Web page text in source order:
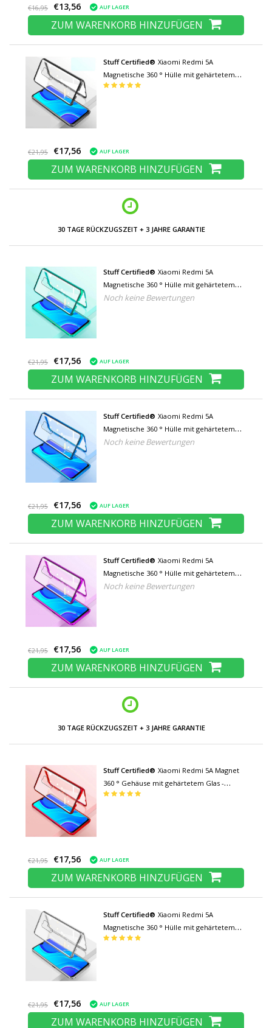
€16,95 €13,56 AUF LAGER
ZUM WARENKORB HINZUFÜGEN
Stuff Certified® Xiaomi Redmi 5A
Magnetische 360 ° Hülle mit gehärtetem
Glas - Ganzkörperhülle +
€21,95 €17,56 AUF LAGER
ZUM WARENKORB HINZUFÜGEN
NIEDRIGE PREISE UND GROSSE AUSWAHL
Stuff Certified® Xiaomi Redmi 5A
Magnetische 360 ° Hülle mit gehärtetem
Glas - Ganzkörperhülle +
Noch keine Bewertungen
€21,95 €17,56 AUF LAGER
ZUM WARENKORB HINZUFÜGEN
Stuff Certified® Xiaomi Redmi 5A
Magnetische 360 ° Hülle mit gehärtetem
Glas - Ganzkörperhülle + Displayschutz
Noch keine Bewertungen
€21,95 €17,56 AUF LAGER
ZUM WARENKORB HINZUFÜGEN
Stuff Certified® Xiaomi Redmi 5A
Magnetische 360 ° Hülle mit gehärtetem
Glas - Ganzkörperhülle + Displayschutz lila
Noch keine Bewertungen
€21,95 €17,56 AUF LAGER
ZUM WARENKORB HINZUFÜGEN
NIEDRIGE PREISE UND GROSSE AUSWAHL
Stuff Certified® Xiaomi Redmi 5A Magnet
360 ° Gehäuse mit gehärtetem Glas -
Ganzkörperabdeckung Gehäuse +
€21,95 €17,56 AUF LAGER
ZUM WARENKORB HINZUFÜGEN
Stuff Certified® Xiaomi Redmi 5A
Magnetische 360 ° Hülle mit gehärtetem
Glas - Ganzkörperhülle + Displayschutz
€21,95 €17,56 AUF LAGER
ZUM WARENKORB HINZUFÜGEN